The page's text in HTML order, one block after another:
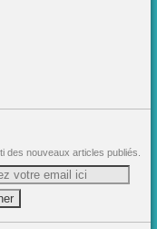
des nouveaux articles publiés.